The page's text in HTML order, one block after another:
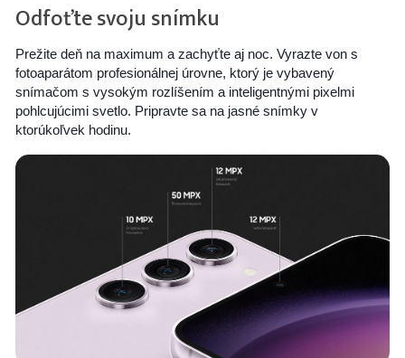
Odfoťte svoju snímku
Prežite deň na maximum a zachyťte aj noc. Vyrazte von s
fotoaparátom profesionálnej úrovne, ktorý je vybavený
snímačom s vysokým rozlíšením a inteligentnými pixelmi
pohlcujúcimi svetlo. Pripravte sa na jasné snímky v
ktorúkoľvek hodinu.